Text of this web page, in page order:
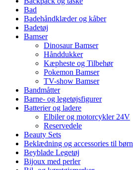
Bad
Badehåndklæder og kåber
Badetøj
Bamser
Dinosaur Bamser
Hånddukker
Kæpheste og Tilbehør
Pokemon Bamser
TV-show Bamser
Bandmåtter
Barne- og legetøjsfigurer
Batterier og ladere
Elbiler og motorcykler 24V
Reservedele
Beauty Sets
Beklædning og accessories til børn
Beyblade Legetøj
Bijoux med perler